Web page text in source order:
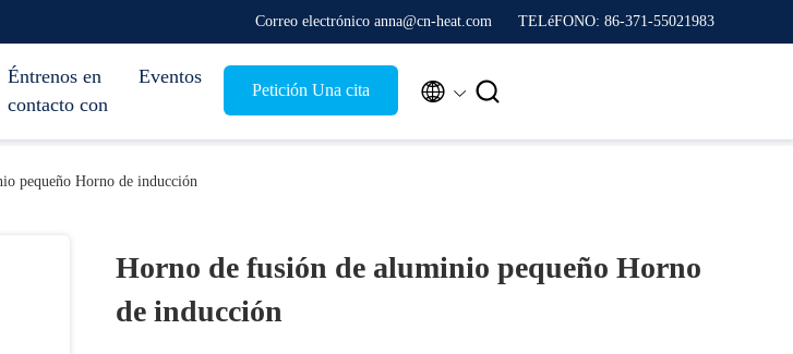
Correo electrónico anna@cn-heat.com TELéFONO: 86-371-55021983
Éntrenos en
contacto con
Eventos
Petición Una cita  
pequeño Horno de inducción
Horno de fusión de aluminio pequeño Horno
de inducción